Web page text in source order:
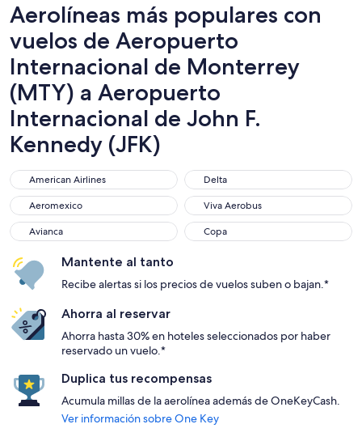
Aerolíneas más populares con
vuelos de Aeropuerto
Internacional de Monterrey
(MTY) a Aeropuerto
Internacional de John F.
Kennedy (JFK)
American Airlines
American Airlines Delta
Delta
Aeromexico
Aeromexico Viva Aerobus
Viva Aerobus
Avianca
Avianca Copa
Copa
Mantente al tanto
Recibe alertas si los precios de vuelos suben o bajan.*
Ahorra al reservar
Ahorra hasta 30% en hoteles seleccionados por haber
reservado un vuelo.*
Duplica tus recompensas
Acumula millas de la aerolínea además de OneKeyCash.
Ver información sobre One Key